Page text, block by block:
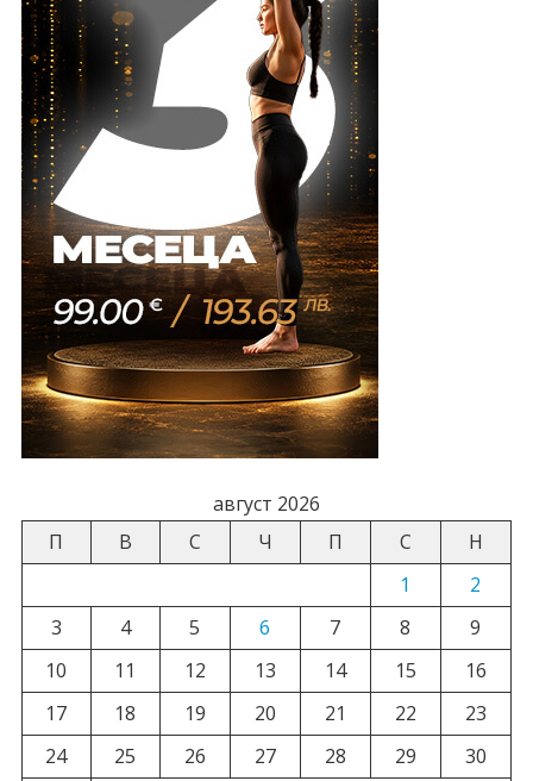
август 2026
П
В С Ч П С
Н
1
2
3
4 5 6 7 8
9
10
11 12 13 14 15
16
17
18 19 20 21 22
23
24
25 26 27 28 29
30